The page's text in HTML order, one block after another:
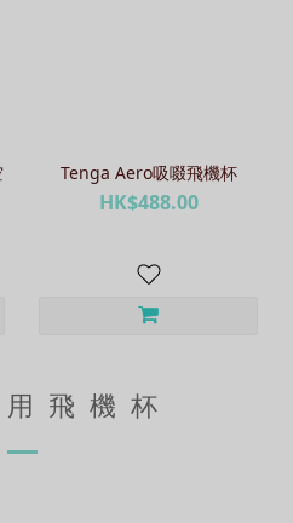
Tenga Aero吸啜飛機杯
HK$488.00
飛 機 杯